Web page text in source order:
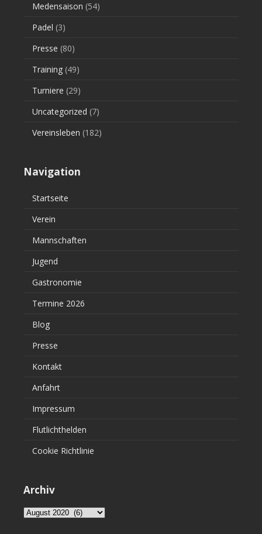
Medensaison (54)
Padel (3)
Presse (80)
Training (49)
Turniere (29)
Uncategorized (7)
Vereinsleben (182)
Navigation
Startseite
Verein
Mannschaften
Jugend
Gastronomie
Termine 2026
Blog
Presse
Kontakt
Anfahrt
Impressum
Flutlichthelden
Cookie Richtlinie
Archiv
Archiv